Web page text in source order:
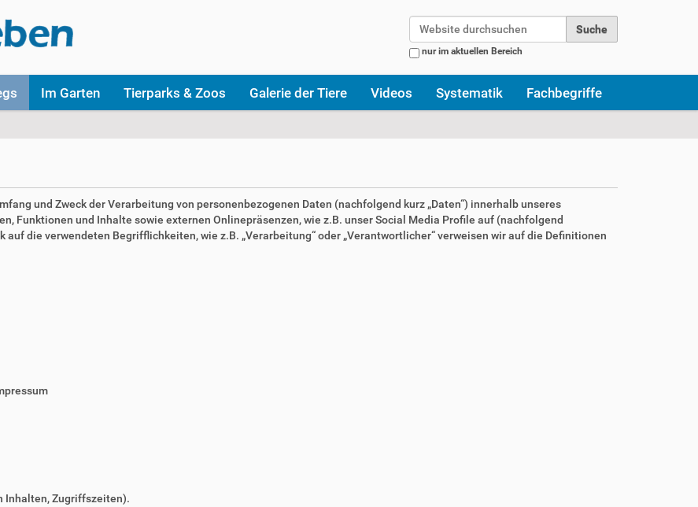
nur im aktuellen Bereich
Im Garten Tierparks & Zoos Galerie der Tiere Videos Systematik Fachbegriffe
und Zweck der Verarbeitung von personenbezogenen Daten (nachfolgend kurz „Daten“) innerhalb unseres
Funktionen und Inhalte sowie externen Onlinepräsenzen, wie z.B. unser Social Media Profile auf (nachfolgend
die verwendeten Begrifflichkeiten, wie z.B. „Verarbeitung“ oder „Verantwortlicher“ verweisen wir auf die Definitionen
Inhalten, Zugriffszeiten).